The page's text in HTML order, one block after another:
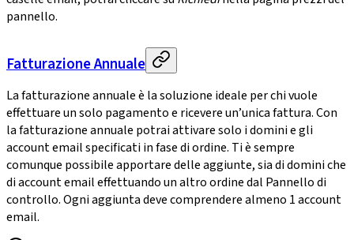
pannello.
Fatturazione Annuale
La fatturazione annuale è la soluzione ideale per chi vuole
effettuare un solo pagamento e ricevere un’unica fattura. Con
la fatturazione annuale potrai attivare solo i domini e gli
account email specificati in fase di ordine. Ti è sempre
comunque possibile apportare delle aggiunte, sia di domini che
di account email effettuando un altro ordine dal Pannello di
controllo. Ogni aggiunta deve comprendere almeno 1 account
email.